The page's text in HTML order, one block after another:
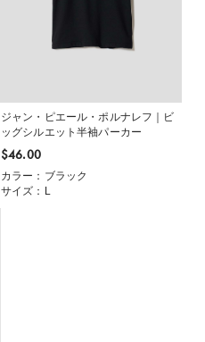
ジャン・ピエール・ポルナレフ｜ビ
ッグシルエット半袖パーカー
$‌46.00
カラー：ブラック
サイズ：L